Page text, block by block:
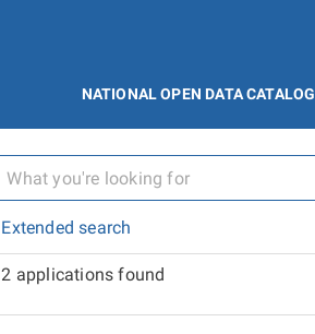
NATIONAL OPEN DATA CATALOG
Extended search
2 applications found